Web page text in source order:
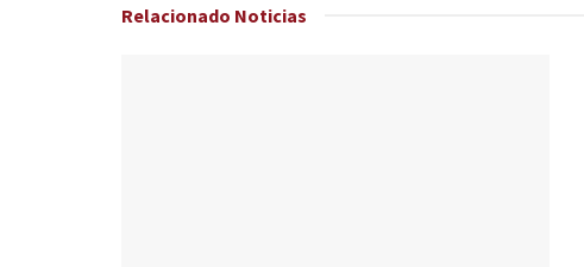
Relacionado Noticias